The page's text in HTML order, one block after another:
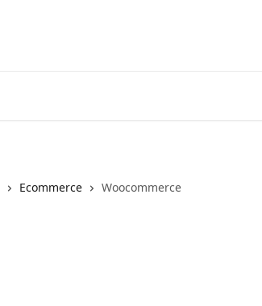
Ecommerce Woocommerce